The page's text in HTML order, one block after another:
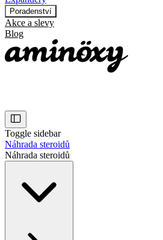
Poradenství
Akce a slevy
Blog
Toggle sidebar
Náhrada steroidů
Náhrada steroidů